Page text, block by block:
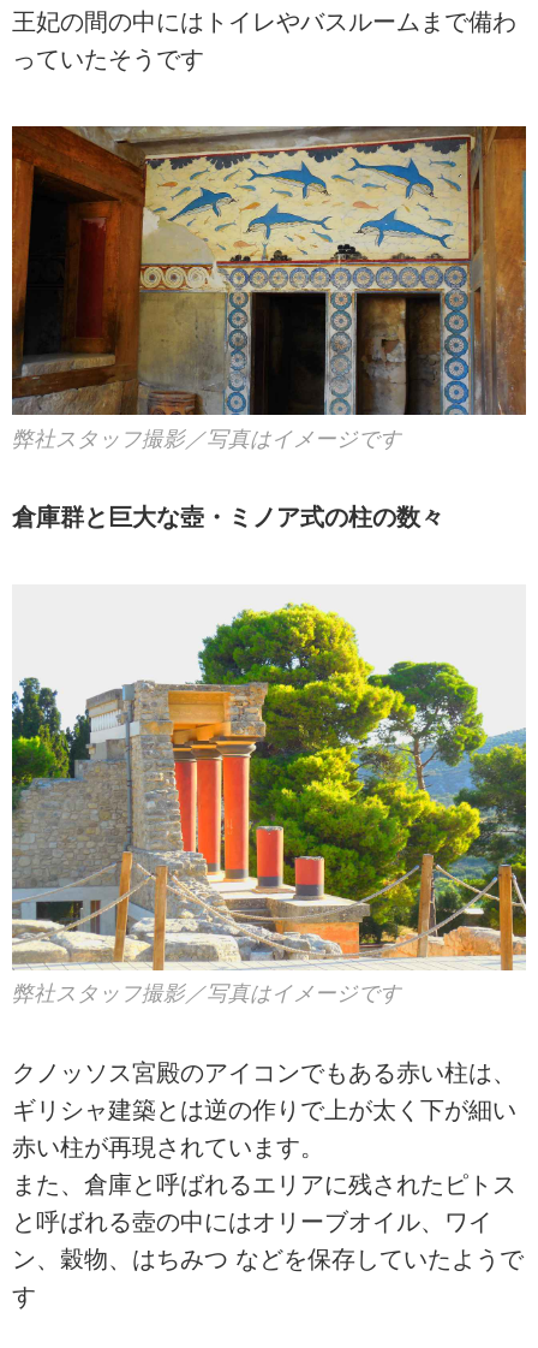
王妃の間の中にはトイレやバスルームまで備わ
っていたそうです
弊社スタッフ撮影／写真はイメージです
倉庫群と巨大な壺・ミノア式の柱の数々
弊社スタッフ撮影／写真はイメージです
クノッソス宮殿のアイコンでもある赤い柱は、
ギリシャ建築とは逆の作りで上が太く下が細い
赤い柱が再現されています。
また、倉庫と呼ばれるエリアに残されたピトス
と呼ばれる壺の中にはオリーブオイル、ワイ
ン、穀物、はちみつ などを保存していたようで
す